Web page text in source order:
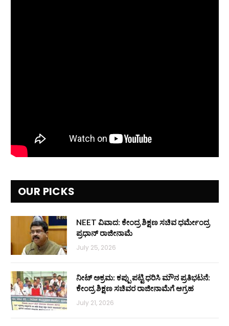
OUR PICKS
NEET ವಿವಾದ: ಕೇಂದ್ರ ಶಿಕ್ಷಣ ಸಚಿವ ಧರ್ಮೇಂದ್ರ
ಪ್ರಧಾನ್ ರಾಜೀನಾಮೆ
July 25, 2026
ನೀಟ್ ಅಕ್ರಮ: ಕಪ್ಪು ಪಟ್ಟಿ ಧರಿಸಿ ಮೌನ ಪ್ರತಿಭಟನೆ:
ಕೇಂದ್ರ ಶಿಕ್ಷಣ ಸಚಿವರ ರಾಜೀನಾಮೆಗೆ ಆಗ್ರಹ
July 21, 2026